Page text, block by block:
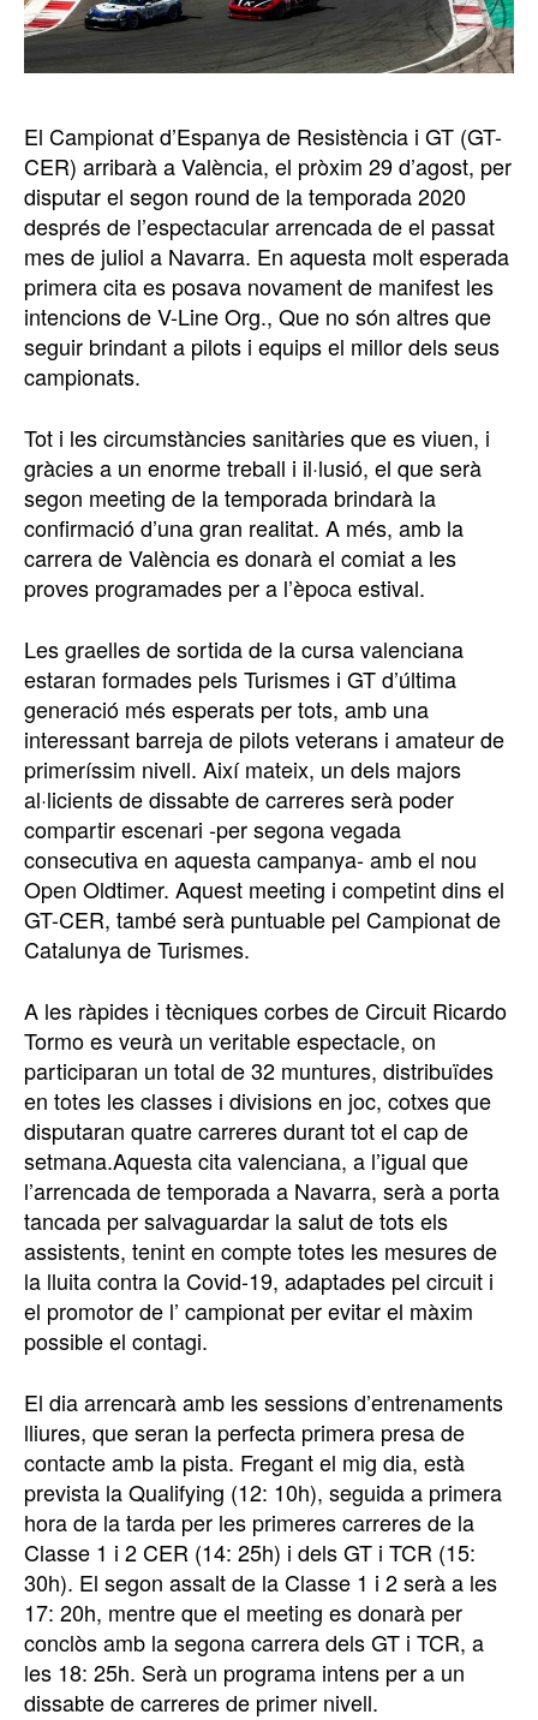
El Campionat d’Espanya de Resistència i GT (GT-
CER) arribarà a València, el pròxim 29 d’agost, per
disputar el segon round de la temporada 2020
després de l’espectacular arrencada de el passat
mes de juliol a Navarra. En aquesta molt esperada
primera cita es posava novament de manifest les
intencions de V-Line Org., Que no són altres que
seguir brindant a pilots i equips el millor dels seus
campionats.
Tot i les circumstàncies sanitàries que es viuen, i
gràcies a un enorme treball i il·lusió, el que serà
segon meeting de la temporada brindarà la
confirmació d’una gran realitat. A més, amb la
carrera de València es donarà el comiat a les
proves programades per a l’època estival.
Les graelles de sortida de la cursa valenciana
estaran formades pels Turismes i GT d’última
generació més esperats per tots, amb una
interessant barreja de pilots veterans i amateur de
primeríssim nivell. Així mateix, un dels majors
al·licients de dissabte de carreres serà poder
compartir escenari -per segona vegada
consecutiva en aquesta campanya- amb el nou
Open Oldtimer. Aquest meeting i competint dins el
GT-CER, també serà puntuable pel Campionat de
Catalunya de Turismes.
A les ràpides i tècniques corbes de Circuit Ricardo
Tormo es veurà un veritable espectacle, on
participaran un total de 32 muntures, distribuïdes
en totes les classes i divisions en joc, cotxes que
disputaran quatre carreres durant tot el cap de
setmana.Aquesta cita valenciana, a l’igual que
l’arrencada de temporada a Navarra, serà a porta
tancada per salvaguardar la salut de tots els
assistents, tenint en compte totes les mesures de
la lluita contra la Covid-19, adaptades pel circuit i
el promotor de l’ campionat per evitar el màxim
possible el contagi.
El dia arrencarà amb les sessions d’entrenaments
lliures, que seran la perfecta primera presa de
contacte amb la pista. Fregant el mig dia, està
prevista la Qualifying (12: 10h), seguida a primera
hora de la tarda per les primeres carreres de la
Classe 1 i 2 CER (14: 25h) i dels GT i TCR (15:
30h). El segon assalt de la Classe 1 i 2 serà a les
17: 20h, mentre que el meeting es donarà per
conclòs amb la segona carrera dels GT i TCR, a
les 18: 25h. Serà un programa intens per a un
dissabte de carreres de primer nivell.